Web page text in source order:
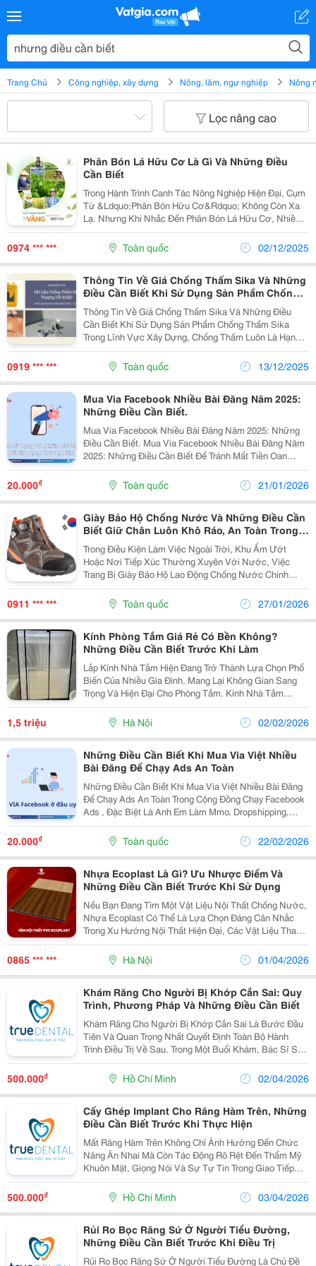
Trang Chủ Công nghiệp, xây dựng Nông, lâm, ngư nghiệp Nông
Lọc nâng cao
Phân Bón Lá Hữu Cơ Là Gì Và Những Điều
Cần Biết
Trong Hành Trình Canh Tác Nông Nghiệp Hiện Đại, Cụm
Từ &Ldquo;Phân Bón Hữu Cơ&Rdquo; Không Còn Xa
Lạ. Nhưng Khi Nhắc Đến Phân Bón Lá Hữu Cơ, Nhiều
Bà Con Vẫn Còn Thắc Mắc Phân Bón Lá Hữu Cơ Là Gì,
Khác Gì So Với Các Loại Phân Bón Thông Thường Và
0974 *** *** Toàn quốc 02/12/2025
Thông Tin Về Giá Chống Thấm Sika Và Những
Điều Cần Biết Khi Sử Dụng Sản Phẩm Chống
Thấm Sika
Thông Tin Về Giá Chống Thấm Sika Và Những Điều
Cần Biết Khi Sử Dụng Sản Phẩm Chống Thấm Sika
Trong Lĩnh Vực Xây Dựng, Chống Thấm Luôn Là Hạng
Mục Quan Trọng Nhằm Bảo Vệ Công Trình Khỏi Tình
Trạng Thấm Nước, Nứt Nẻ, Ẩm Mốc Và Xuống Cấp
Theo Thời...
0919 *** *** Toàn quốc 13/12/2025
Mua Via Facebook Nhiều Bài Đăng Năm 2025:
Những Điều Cần Biết.
Mua Via Facebook Nhiều Bài Đăng Năm 2025: Những
Điều Cần Biết. Mua Via Facebook Nhiều Bài Đăng Năm
2025: Những Điều Cần Biết Để Tránh Mất Tiền Oan
Bước Sang Năm 2025 , Facebook Tiếp Tục Siết Chặt
Thuật Toán, Đặc Biệt Là Với Các Tài Khoản Phục Vụ...
20.000₫ Toàn quốc 21/01/2026
Giày Bảo Hộ Chống Nước Và Những Điều Cần
Biết Giữ Chân Luôn Khô Ráo, An Toàn Trong
Môi Trường Ẩm Ướt
Trong Điều Kiện Làm Việc Ngoài Trời, Khu Ẩm Ướt
Hoặc Nơi Tiếp Xúc Thường Xuyên Với Nước, Việc
Trang Bị Giày Bảo Hộ Lao Động Chống Nước Chính
Hãng Là Yếu Tố Cực Kỳ Quan Trọng Để Bảo Vệ Sức
Khỏe Và Hiệu Suất Làm Việc. Bài Tin &Ldquo;Giày Bảo
Hộ Chống...
0911 *** *** Toàn quốc 27/01/2026
Kính Phòng Tắm Giá Rẻ Có Bền Không?
Những Điều Cần Biết Trước Khi Làm
Lắp Kính Nhà Tắm Hiện Đang Trở Thành Lựa Chọn Phổ
Biến Của Nhiều Gia Đình, Mang Lại Không Gian Sang
Trọng Và Hiện Đại Cho Phòng Tắm. Kính Nhà Tắm
Không Chỉ Giúp Tối Ưu Diện Tích, Tạo Cảm Giác
Thoáng Đãng Mà Còn Dễ Dàng Vệ Sinh, Chống Bám
Bẩn. Dịch Vụ...
1,5 triệu Hà Nội 02/02/2026
Những Điều Cần Biết Khi Mua Via Việt Nhiều
Bài Đăng Để Chạy Ads An Toàn
Những Điều Cần Biết Khi Mua Via Việt Nhiều Bài Đăng
Để Chạy Ads An Toàn Trong Cộng Đồng Chạy Facebook
Ads , Đặc Biệt Là Anh Em Làm Mmo, Dropshipping,
Affiliate, Bán Hàng Online , Via Việt Nhiều Bài Đăng
Luôn Được Xem Là Một Trong Những Loại Tài...
20.000₫ Toàn quốc 22/02/2026
Nhựa Ecoplast Là Gì? Ưu Nhược Điểm Và
Những Điều Cần Biết Trước Khi Sử Dụng
Nếu Bạn Đang Tìm Một Vật Liệu Nội Thất Chống Nước,
Nhựa Ecoplast Có Thể Là Lựa Chọn Đáng Cân Nhắc
Trong Xu Hướng Nội Thất Hiện Đại, Các Vật Liệu Thay
Thế Gỗ Ngày Càng Được Ưa Chuộng, Đặc Biệt Là
Những Dòng Nhựa Kỹ Thuật Có Độ Bền Cao. Một Trong
0865 *** *** Hà Nội 01/04/2026
Khám Răng Cho Người Bị Khớp Cắn Sai: Quy
Trình, Phương Pháp Và Những Điều Cần Biết
Khám Răng Cho Người Bị Khớp Cắn Sai Là Bước Đầu
Tiên Và Quan Trọng Nhất Quyết Định Toàn Bộ Hành
Trình Điều Trị Về Sau. Trong Một Buổi Khám, Bác Sĩ Sẽ
Thực Hiện Đánh Giá Lâm Sàng Kết Hợp Chụp Phim X-
Quang Và Lấy Dấu Hàm Để Xác Định Chính Xác Dạng
500.000₫ Hồ Chí Minh 02/04/2026
Cấy Ghép Implant Cho Răng Hàm Trên, Những
Điều Cần Biết Trước Khi Thực Hiện
Mất Răng Hàm Trên Không Chỉ Ảnh Hưởng Đến Chức
Năng Ăn Nhai Mà Còn Tác Động Rõ Rệt Đến Thẩm Mỹ
Khuôn Mặt, Giọng Nói Và Sự Tự Tin Trong Giao Tiếp
Hàng Ngày. Cấy Ghép Implant Cho Răng Hàm Trên Hiện
Được Đánh Giá Là Giải Pháp Phục Hình Tối Ưu Nhất,
500.000₫ Hồ Chí Minh 03/04/2026
Rủi Ro Bọc Răng Sứ Ở Người Tiểu Đường,
Những Điều Cần Biết Trước Khi Điều Trị
Rủi Ro Bọc Răng Sứ Ở Người Tiểu Đường Là Chủ Đề